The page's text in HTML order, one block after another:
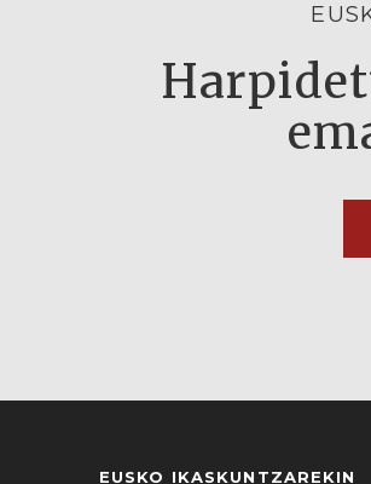
EUSKO IKASKUNTZAREKIN